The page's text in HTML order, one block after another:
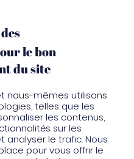
place
le bon
du site
nous-mêmes utilisons
telles que les
les contenus,
sur les
analyser le trafic. Nous
pour vous offrir le